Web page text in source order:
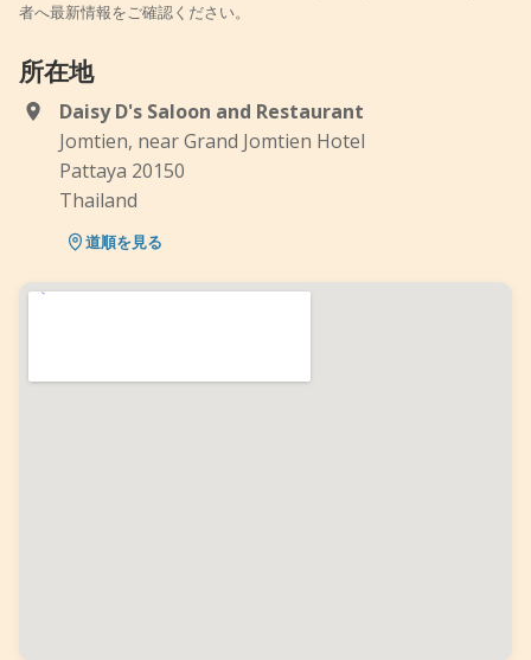
者へ最新情報をご確認ください。
所在地
Daisy D's Saloon and Restaurant
Jomtien, near Grand Jomtien Hotel
Pattaya 20150
Thailand
道順を見る